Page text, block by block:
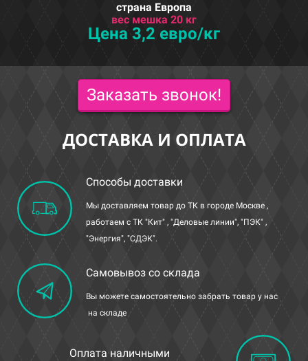
страна Европа
вес мешка 20 кг
Цена 3,2 евро/кг
Заказать звонок!
ДОСТАВКА И ОПЛАТА
Способы доставки
Мы доставляем товар до ТК в городе Москве ,
работаем с ТК "Кит" , "Деловые линии", "ПЭК" ,
"Энергия", "СДЭК".
Самовывоз со склада
Вы можете самостоятельно забрать товар у нас
на складе
Оплата наличными